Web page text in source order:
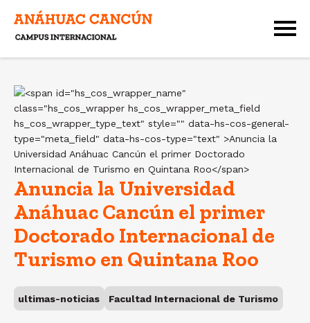
Anuncia la Universidad
Anáhuac Cancún el primer
Doctorado Internacional de
Turismo en Quintana Roo
ultimas-noticias Facultad Internacional de Turismo